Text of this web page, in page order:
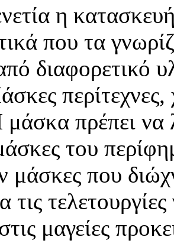
η
που τα
διαφορετικό
περίτεχνες,
μάσκα πρέπει να
του
μάσκες που
τις
μαγείες